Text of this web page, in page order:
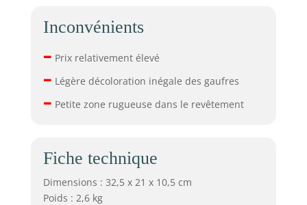
Inconvénients
– Prix relativement élevé
– Légère décoloration inégale des gaufres
– Petite zone rugueuse dans le revêtement
Fiche technique
Dimensions : 32,5 x 21 x 10,5 cm
Poids : 2,6 kg